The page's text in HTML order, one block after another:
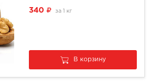
340 за 1 кг
В корзину